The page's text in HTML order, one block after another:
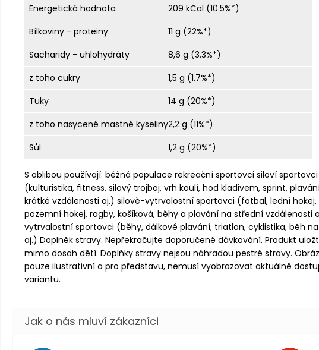
Energetická hodnota
209 kCal (10.5%*)
Bílkoviny - proteiny
11 g (22%*)
Sacharidy - uhlohydráty
8,6 g (3.3%*)
z toho cukry
1,5 g (1.7%*)
Tuky
14 g (20%*)
z toho nasycené mastné kyseliny2,2 g (11%*)
Sůl
1,2 g (20%*)
S oblibou používají: běžná populace rekreační sportovci siloví sportovci
(kulturistika, fitness, silový trojboj, vrh koulí, hod kladivem, sprint,
krátké vzdálenosti aj.) silově-vytrvalostní sportovci (fotbal, lední hokej,
pozemní hokej, ragby, košíková, běhy a plavání na střední vzdálenosti
vytrvalostní sportovci (běhy, dálkové plavání, triatlon, cyklistika, běh
aj.) Doplněk stravy. Nepřekračujte doporučené dávkování. Produkt
mimo dosah dětí. Doplňky stravy nejsou náhradou pestré stravy.
pouze ilustrativní a pro představu, nemusí vyobrazovat aktuálně
variantu.